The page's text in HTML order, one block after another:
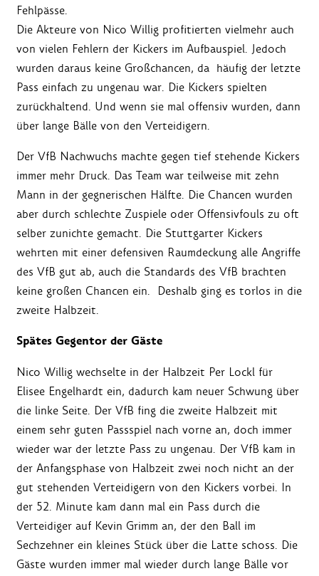
Fehlpässe.
Die Akteure von Nico Willig profitierten vielmehr auch
von vielen Fehlern der Kickers im Aufbauspiel. Jedoch
wurden daraus keine Großchancen, da häufig der letzte
Pass einfach zu ungenau war. Die Kickers spielten
zurückhaltend. Und wenn sie mal offensiv wurden, dann
über lange Bälle von den Verteidigern.
Der VfB Nachwuchs machte gegen tief stehende Kickers
immer mehr Druck. Das Team war teilweise mit zehn
Mann in der gegnerischen Hälfte. Die Chancen wurden
aber durch schlechte Zuspiele oder Offensivfouls zu oft
selber zunichte gemacht. Die Stuttgarter Kickers
wehrten mit einer defensiven Raumdeckung alle Angriffe
des VfB gut ab, auch die Standards des VfB brachten
keine großen Chancen ein. Deshalb ging es torlos in die
zweite Halbzeit.
Spätes Gegentor der Gäste
Nico Willig wechselte in der Halbzeit Per Lockl für
Elisee Engelhardt ein, dadurch kam neuer Schwung über
die linke Seite. Der VfB fing die zweite Halbzeit mit
einem sehr guten Passspiel nach vorne an, doch immer
wieder war der letzte Pass zu ungenau. Der VfB kam in
der Anfangsphase von Halbzeit zwei noch nicht an der
gut stehenden Verteidigern von den Kickers vorbei. In
der 52. Minute kam dann mal ein Pass durch die
Verteidiger auf Kevin Grimm an, der den Ball im
Sechzehner ein kleines Stück über die Latte schoss. Die
Gäste wurden immer mal wieder durch lange Bälle vor